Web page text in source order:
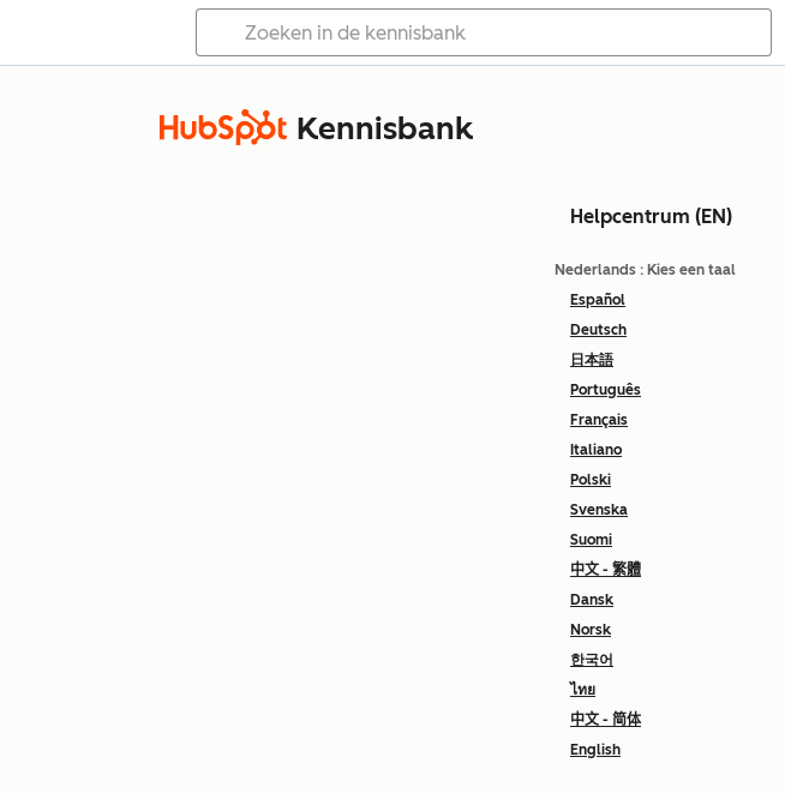
Kennisbank
Helpcentrum (EN)
Nederlands : Kies een taal
Español
Deutsch
日本語
Português
Français
Italiano
Polski
Svenska
Suomi
中文 - 繁體
Dansk
Norsk
한국어
ไทย
中文 - 简体
English